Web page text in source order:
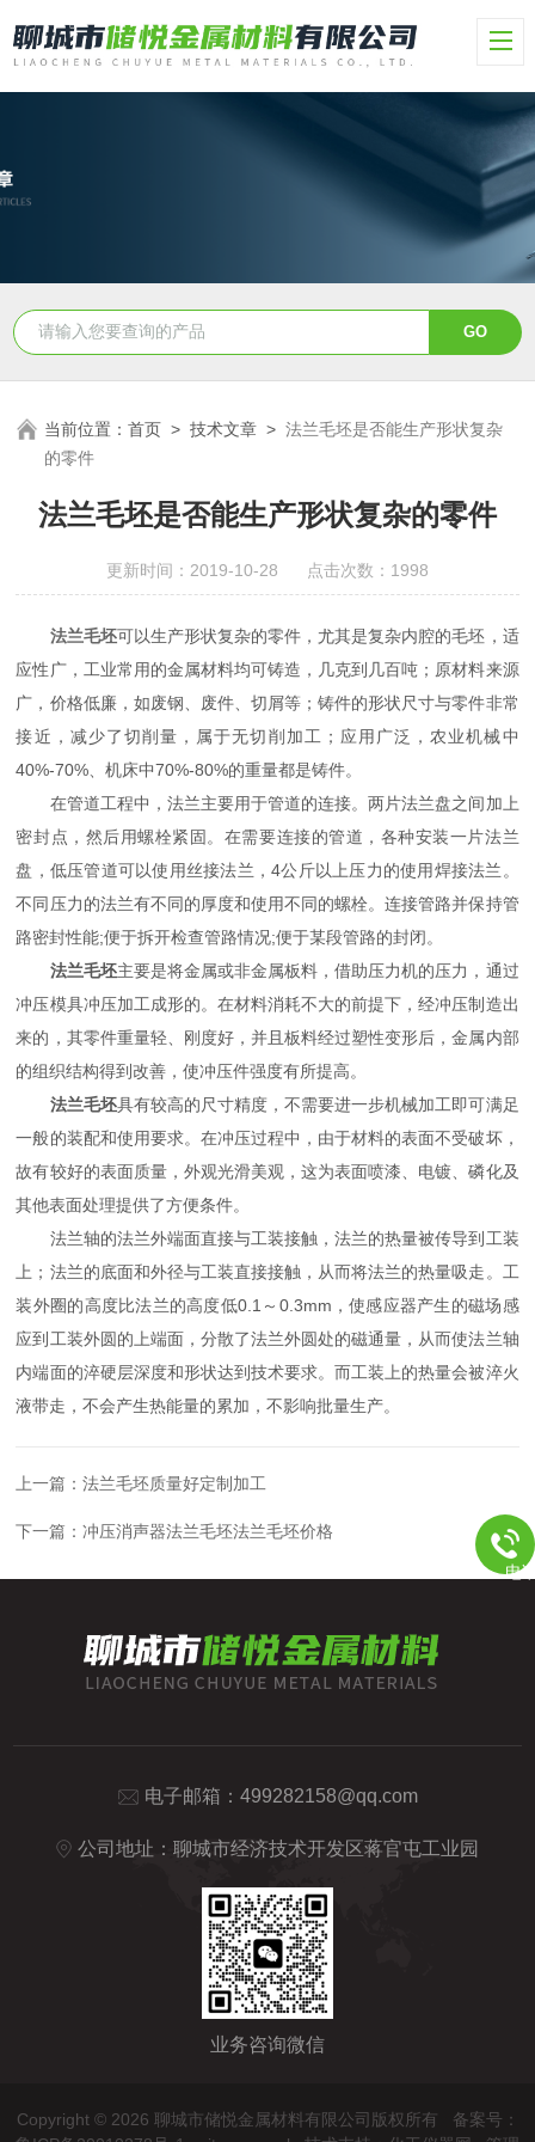
当前位置：首页 >技术文章 >法兰毛坯是否能生产形状复杂
的零件
法兰毛坯是否能生产形状复杂的零件
更新时间：2019-10-28 点击次数：1998
法兰毛坯可以生产形状复杂的零件，尤其是复杂内腔的毛坯，适
应性广，工业常用的金属材料均可铸造，几克到几百吨；原材料来源
广，价格低廉，如废钢、废件、切屑等；铸件的形状尺寸与零件非常
接近，减少了切削量，属于无切削加工；应用广泛，农业机械中
40%-70%、机床中70%-80%的重量都是铸件。
在管道工程中，法兰主要用于管道的连接。两片法兰盘之间加上
密封点，然后用螺栓紧固。在需要连接的管道，各种安装一片法兰
盘，低压管道可以使用丝接法兰，4公斤以上压力的使用焊接法兰。
不同压力的法兰有不同的厚度和使用不同的螺栓。连接管路并保持管
路密封性能;便于拆开检查管路情况;便于某段管路的封闭。
法兰毛坯主要是将金属或非金属板料，借助压力机的压力，通过
冲压模具冲压加工成形的。在材料消耗不大的前提下，经冲压制造出
来的，其零件重量轻、刚度好，并且板料经过塑性变形后，金属内部
的组织结构得到改善，使冲压件强度有所提高。
法兰毛坯具有较高的尺寸精度，不需要进一步机械加工即可满足
一般的装配和使用要求。在冲压过程中，由于材料的表面不受破坏，
故有较好的表面质量，外观光滑美观，这为表面喷漆、电镀、磷化及
其他表面处理提供了方便条件。
法兰轴的法兰外端面直接与工装接触，法兰的热量被传导到工装
上；法兰的底面和外径与工装直接接触，从而将法兰的热量吸走。工
装外圈的高度比法兰的高度低0.1～0.3mm，使感应器产生的磁场感
应到工装外圆的上端面，分散了法兰外圆处的磁通量，从而使法兰轴
内端面的淬硬层深度和形状达到技术要求。而工装上的热量会被淬火
液带走，不会产生热能量的累加，不影响批量生产。
上一篇：法兰毛坯质量好定制加工
下一篇：冲压消声器法兰毛坯法兰毛坯价格
电子邮箱： 499282158@qq.com
公司地址：聊城市经济技术开发区蒋官屯工业园
业务咨询微信
Copyright © 2026 聊城市储悦金属材料有限公司版权所有 备案号：
电